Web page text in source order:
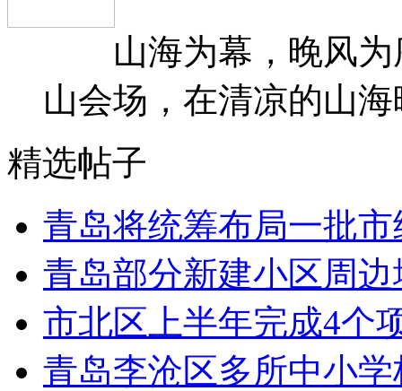
山海为幕，晚风为
山会场，在清凉的山
精选帖子
青岛将统筹布局一批市
青岛部分新建小区周
市北区上半年完成4个
青岛李沧区多所中小